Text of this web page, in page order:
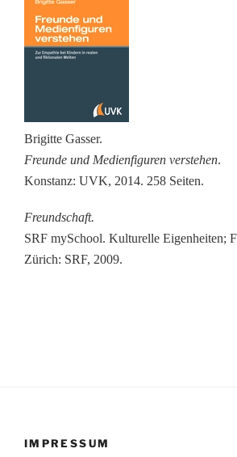
Brigitte Gasser.
Freunde und Medienfiguren verstehen.
Konstanz: UVK, 2014. 258 Seiten.
Freundschaft.
SRF mySchool. Kulturelle Eigenheiten;
Zürich: SRF, 2009.
IMPRESSUM